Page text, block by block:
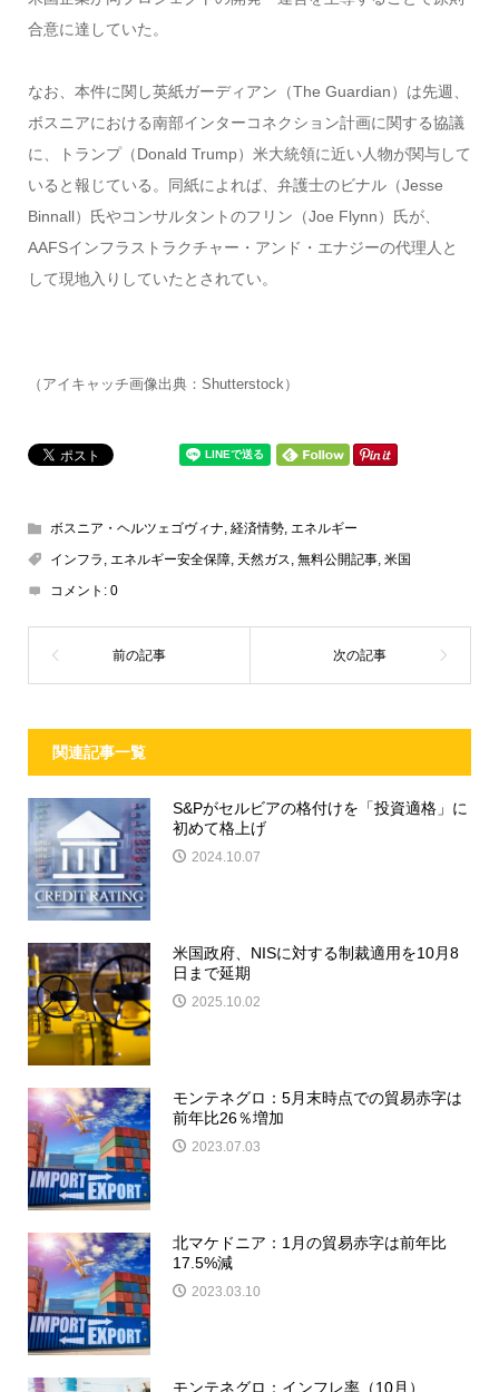
合意に達していた。
なお、本件に関し英紙ガーディアン（The Guardian）は先週、
ボスニアにおける南部インターコネクション計画に関する協議
に、トランプ（Donald Trump）米大統領に近い人物が関与して
いると報じている。同紙によれば、弁護士のビナル（Jesse
Binnall）氏やコンサルタントのフリン（Joe Flynn）氏が、
AAFSインフラストラクチャー・アンド・エナジーの代理人と
して現地入りしていたとされてい。
（アイキャッチ画像出典：Shutterstock）
ボスニア・ヘルツェゴヴィナ 経済情勢, エネルギー
インフラ
エネルギー安全保障, 天然ガス 無料公開記事, 米国
コメント: 0
関連記事一覧
S&Pがセルビアの格付けを「投資適格」に
初めて格上げ
2024.10.07
米国政府、NISに対する制裁適用を10月8
日まで延期
2025.10.02
モンテネグロ：5月末時点での貿易赤字は
前年比26％増加
2023.07.03
北マケドニア：1月の貿易赤字は前年比
17.5%減
2023.03.10
モンテネグロ：インフレ率（10月）